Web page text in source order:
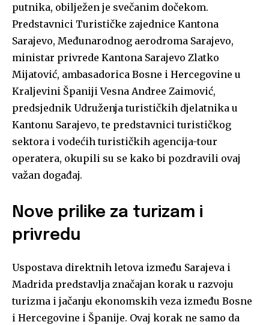
putnika, obilježen je svečanim dočekom.
Predstavnici Turističke zajednice Kantona
Sarajevo, Međunarodnog aerodroma Sarajevo,
ministar privrede Kantona Sarajevo Zlatko
Mijatović, ambasadorica Bosne i Hercegovine u
Kraljevini Španiji Vesna Andree Zaimović,
predsjednik Udruženja turističkih djelatnika u
Kantonu Sarajevo, te predstavnici turističkog
sektora i vodećih turističkih agencija-tour
operatera, okupili su se kako bi pozdravili ovaj
važan događaj.
Nove prilike za turizam i
privredu
Uspostava direktnih letova između Sarajeva i
Madrida predstavlja značajan korak u razvoju
turizma i jačanju ekonomskih veza između Bosne
i Hercegovine i Španije. Ovaj korak ne samo da